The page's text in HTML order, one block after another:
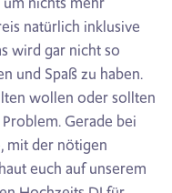
natürlich inklusive
wird gar nicht so
und Spaß zu haben.
wollen oder sollten
Gerade bei
mit der nötigen
euch auf unserem